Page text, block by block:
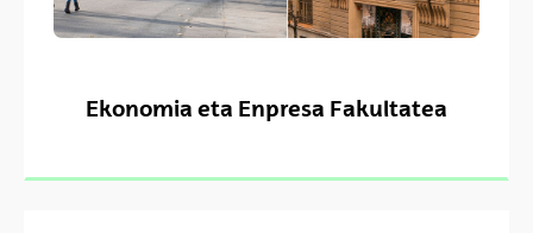
Ekonomia eta Enpresa Fakultatea